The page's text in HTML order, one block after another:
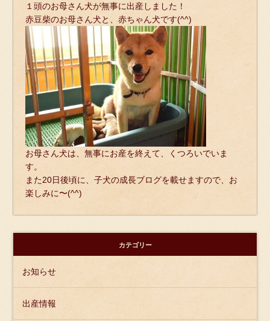
１頭のお母さん犬が無事に出産しました！
赤豆柴のお母さん犬と、赤ちゃん犬です(^^)
お母さん犬は、無事にお産を終えて、くつろいでいま
す。
また20日後頃に、子犬の成長ブログを載せますので、お
楽しみに〜(^^)
カテゴリー
お知らせ
出産情報